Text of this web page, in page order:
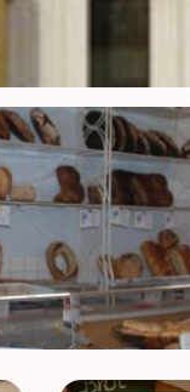
périmé le
inscrit sur la